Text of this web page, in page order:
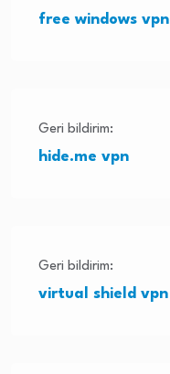
free windows vpn
Geri bildirim:
hide.me vpn
Geri bildirim:
virtual shield vpn